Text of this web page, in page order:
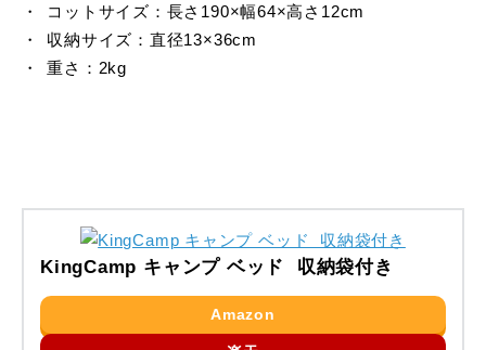
コットサイズ：長さ190×幅64×高さ12cm
収納サイズ：直径13×36cm
重さ：2kg
KingCamp キャンプ ベッド 収納袋付き
Amazon